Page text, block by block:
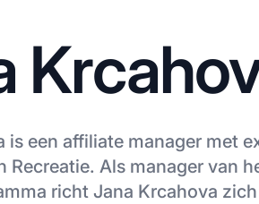
is een affiliate manager met
Recreatie. Als manager van
richt Jana Krcahova